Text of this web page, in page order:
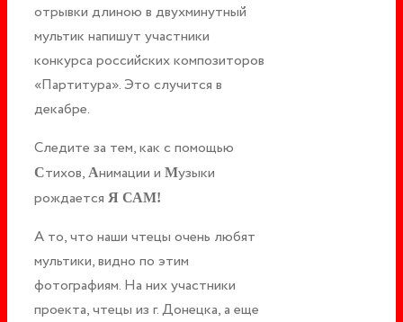
отрывки длиною в двухминутный
мультик напишут участники
конкурса российских композиторов
«Партитура». Это случится в
декабре.
Следите за тем, как с помощью
Стихов, Анимации и Музыки
рождается Я САМ!
А то, что наши чтецы очень любят
мультики, видно по этим
фотографиям. На них участники
проекта, чтецы из г. Донецка, а еще